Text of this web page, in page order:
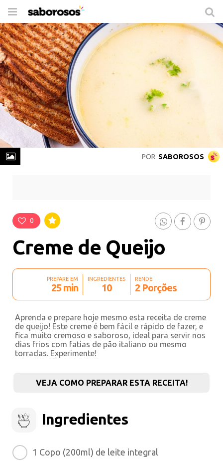
Trocar
navegação
POR SABOROSOS
0
Creme de Queijo
PREPARE EM
25 min
INGREDIENTES
10
RENDE
2 Porções
Aprenda e prepare hoje mesmo esta receita de creme
de queijo! Este creme é bem fácil e rápido de fazer, e
fica muito cremoso e saboroso, ideal para servir nos
dias frios com fatias de pão italiano ou mesmo
torradas. Experimente!
VEJA COMO PREPARAR ESTA RECEITA!
Ingredientes
1 Copo (200ml) de leite integral